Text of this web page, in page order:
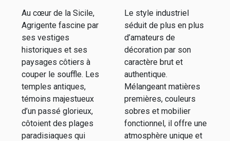
plages
d'Agrigente
Au cœur de la Sicile,
Agrigente fascine par
ses vestiges
historiques et ses
paysages côtiers à
couper le souffle. Les
temples antiques,
témoins majestueux
d’un passé glorieux,
côtoient des plages
paradisiaques qui
dans votre
intérieur ?
Le style industriel
séduit de plus en plus
d’amateurs de
décoration par son
caractère brut et
authentique.
Mélangeant matières
premières, couleurs
sobres et mobilier
fonctionnel, il offre une
atmosphère unique et